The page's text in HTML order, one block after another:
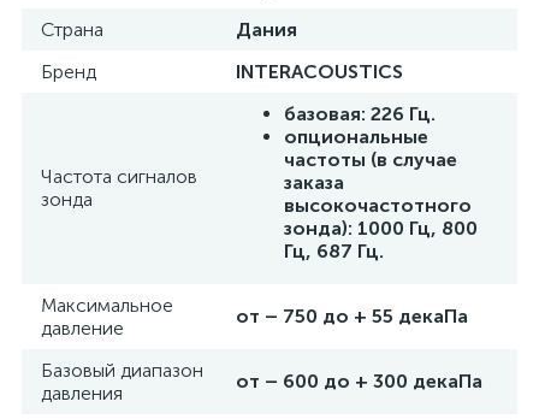
Страна
Дания
Бренд
INTERACOUSTICS
Частота сигналов
зонда
базовая: 226 Гц.
опциональные
частоты (в случае
заказа
высокочастотного
зонда): 1000 Гц, 800
Гц, 687 Гц.
Максимальное
давление
от – 750 до + 55 декаПа
Базовый диапазон
давления
от – 600 до + 300 декаПа